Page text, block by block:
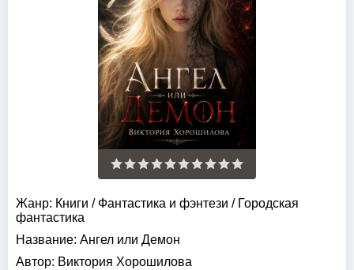
Жанр: Книги / Фантастика и фэнтези / Городская
фантастика
Название: Ангел или Демон
Автор: Виктория Хорошилова